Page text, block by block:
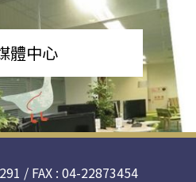
體中心
/ FAX : 04-22873454